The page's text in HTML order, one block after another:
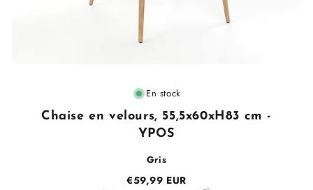
Fournisseur
En stock
Chaise en velours, 55,5x60xH83 cm -
YPOS
Gris
€59,99 EUR